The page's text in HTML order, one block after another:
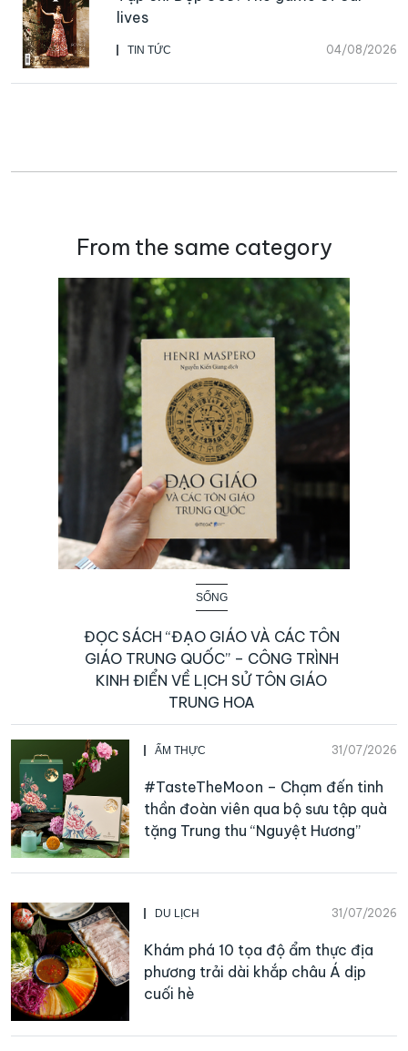
TIN TỨC 04/08/2026
lives
From the same category
SỐNG
ĐỌC SÁCH “ĐẠO GIÁO VÀ CÁC TÔN
GIÁO TRUNG QUỐC” – CÔNG TRÌNH
KINH ĐIỂN VỀ LỊCH SỬ TÔN GIÁO
TRUNG HOA
ẨM THỰC 31/07/2026
#TasteTheMoon – Chạm đến tinh
thần đoàn viên qua bộ sưu tập quà
tặng Trung thu “Nguyệt Hương”
DU LỊCH 31/07/2026
Khám phá 10 tọa độ ẩm thực địa
phương trải dài khắp châu Á dịp
cuối hè